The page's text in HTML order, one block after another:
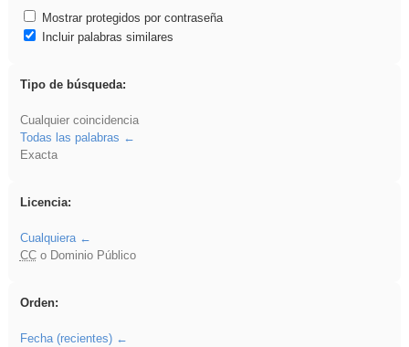
Mostrar protegidos por contraseña
Incluir palabras similares
Tipo de búsqueda:
Cualquier coincidencia
Todas las palabras
Exacta
Licencia:
Cualquiera
CCo Dominio Público
Orden:
Fecha (recientes)